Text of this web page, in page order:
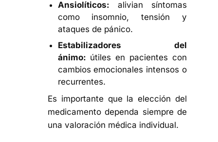
Ansiolíticos: alivian síntomas
como insomnio, tensión y
ataques de pánico.
Estabilizadores del
ánimo: útiles en pacientes con
cambios emocionales intensos o
recurrentes.
Es importante que la elección del
medicamento dependa siempre de
una valoración médica individual.